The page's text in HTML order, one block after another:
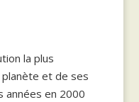
la plus
et de ses
années en 2000